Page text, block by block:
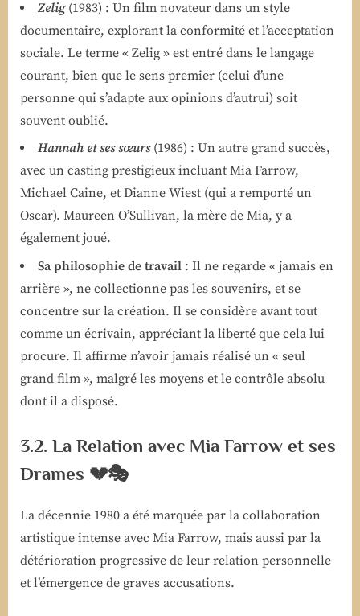
Zelig(1983) : Un film novateur dans un style
documentaire, explorant la conformité et l’acceptation
sociale. Le terme « Zelig » est entré dans le langage
courant, bien que le sens premier (celui d’une
personne qui s’adapte aux opinions d’autrui) soit
souvent oublié.
Hannah et ses sœurs(1986) : Un autre grand succès,
avec un casting prestigieux incluant Mia Farrow,
Michael Caine, et Dianne Wiest (qui a remporté un
Oscar). Maureen O’Sullivan, la mère de Mia, y a
également joué.
Sa philosophie de travail : Il ne regarde « jamais en
arrière », ne collectionne pas les souvenirs, et se
concentre sur la création. Il se considère avant tout
comme un écrivain, appréciant la liberté que cela lui
procure. Il affirme n’avoir jamais réalisé un « seul
grand film », malgré les moyens et le contrôle absolu
dont il a disposé.
3.2. La Relation avec Mia Farrow et ses
Drames 💔🎭
La décennie 1980 a été marquée par la collaboration
artistique intense avec Mia Farrow, mais aussi par la
détérioration progressive de leur relation personnelle
et l’émergence de graves accusations.